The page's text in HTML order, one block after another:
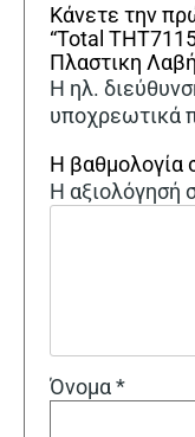
Κάνετε την
“Total
Πλαστικη
Η ηλ.
υποχρεωτικά
Η βαθμολογία
Η αξιολόγησή
Όνομα*